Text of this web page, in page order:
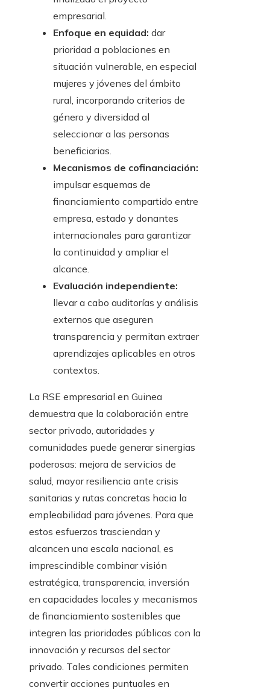
empresarial.
Enfoque en equidad: dar
prioridad a poblaciones en
situación vulnerable, en especial
mujeres y jóvenes del ámbito
rural, incorporando criterios de
género y diversidad al
seleccionar a las personas
beneficiarias.
Mecanismos de cofinanciación:
impulsar esquemas de
financiamiento compartido entre
empresa, estado y donantes
internacionales para garantizar
la continuidad y ampliar el
alcance.
Evaluación independiente:
llevar a cabo auditorías y análisis
externos que aseguren
transparencia y permitan extraer
aprendizajes aplicables en otros
contextos.
La RSE empresarial en Guinea
demuestra que la colaboración entre
sector privado, autoridades y
comunidades puede generar sinergias
poderosas: mejora de servicios de
salud, mayor resiliencia ante crisis
sanitarias y rutas concretas hacia la
empleabilidad para jóvenes. Para que
estos esfuerzos trasciendan y
alcancen una escala nacional, es
imprescindible combinar visión
estratégica, transparencia, inversión
en capacidades locales y mecanismos
de financiamiento sostenibles que
integren las prioridades públicas con la
innovación y recursos del sector
privado. Tales condiciones permiten
convertir acciones puntuales en